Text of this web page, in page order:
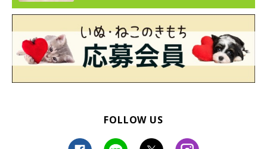
ゲート（株）」が命名した「ヒルズ研修室」では動物の栄
養学の講演なども実施予定。
FOLLOW US